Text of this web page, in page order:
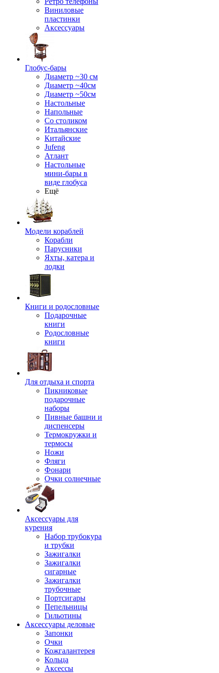
Виниловые
пластинки
Аксессуары
Глобус-бары
Диаметр ~30 см
Диаметр ~40см
Диаметр ~50см
Настольные
Напольные
Со столиком
Итальянские
Китайские
Jufeng
Атлант
Настольные
мини-бары в
виде глобуса
Ещё
Модели кораблей
Корабли
Парусники
Яхты, катера и
лодки
Книги и родословные
Подарочные
книги
Родословные
книги
Для отдыха и спорта
Пикниковые
подарочные
наборы
Пивные башни и
диспенсеры
Термокружки и
термосы
Ножи
Фляги
Фонари
Очки солнечные
Аксессуары для
курения
Набор трубокура
и трубки
Зажигалки
Зажигалки
сигарные
Зажигалки
трубочные
Портсигары
Пепельницы
Гильотины
Аксессуары деловые
Запонки
Очки
Кожгалантерея
Кольца
Аксессы